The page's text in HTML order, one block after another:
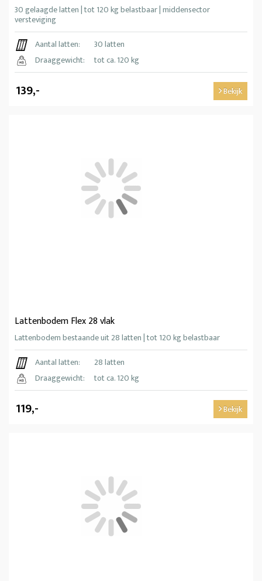
30 gelaagde latten | tot 120 kg belastbaar | middensector
versteviging
Aantal latten:
30 latten
Draaggewicht:
tot ca. 120 kg
139,- Bekijk
Lattenbodem Flex 28 vlak
Lattenbodem bestaande uit 28 latten | tot 120 kg belastbaar
Aantal latten:
28 latten
Draaggewicht:
tot ca. 120 kg
119,- Bekijk